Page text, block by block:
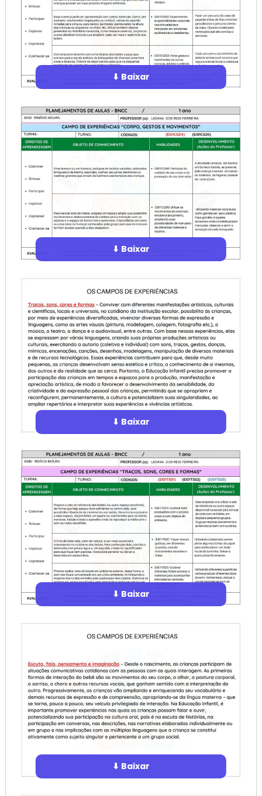
⬇ Baixar
⬇ Baixar
⬇ Baixar
⬇ Baixar
⬇ Baixar